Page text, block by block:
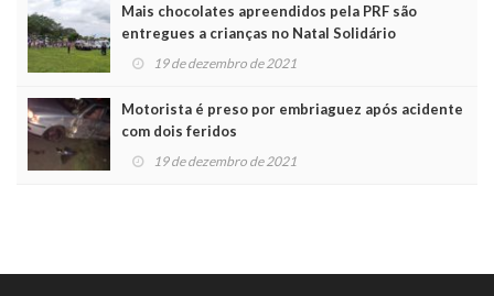
Mais chocolates apreendidos pela PRF são
entregues a crianças no Natal Solidário
19 de dezembro de 2021
Motorista é preso por embriaguez após acidente
com dois feridos
19 de dezembro de 2021